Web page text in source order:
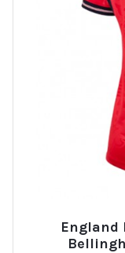
England